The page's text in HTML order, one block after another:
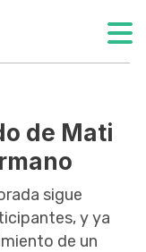
de Mati
sigue
y ya
de un